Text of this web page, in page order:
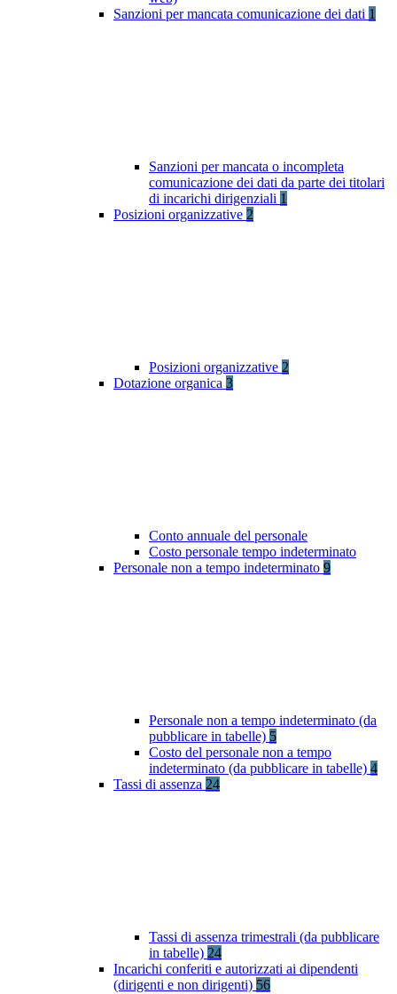
Sanzioni per mancata comunicazione dei dati 1
Sanzioni per mancata o incompleta
comunicazione dei dati da parte dei titolari
di incarichi dirigenziali 1
Posizioni organizzative 2
Posizioni organizzative 2
Dotazione organica 3
Conto annuale del personale
Costo personale tempo indeterminato
Personale non a tempo indeterminato 9
Personale non a tempo indeterminato (da
pubblicare in tabelle) 5
Costo del personale non a tempo
indeterminato (da pubblicare in tabelle) 4
Tassi di assenza 24
Tassi di assenza trimestrali (da pubblicare
in tabelle) 24
Incarichi conferiti e autorizzati ai dipendenti
(dirigenti e non dirigenti) 56